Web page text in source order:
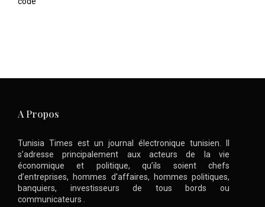
A Propos
Tunisia Times est un journal électronique tunisien. Il
s’adresse principalement aux acteurs de la vie
économique et politique, qu’ils soient chefs
d’entreprises, hommes d’affaires, hommes politiques,
banquiers, investisseurs de tous bords ou
communicateurs .